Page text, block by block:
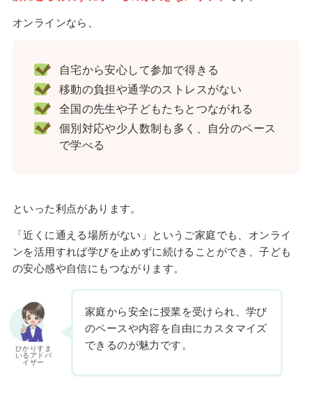
オンラインなら、
自宅から安心して参加で得きる
移動の負担や通学のストレスがない
全国の先生や子どもたちとつながれる
個別対応や少人数制も多く、自分のペース
で学べる
といった利点があります。
「近くに通える場所がない」というご家庭でも、オンライ
ンを活用すれば学びを止めずに続けることができ、子ども
の安心感や自信にもつながります。
ひかりすま
いるアドバ
イザー
家庭から安全に授業を受けられ、学び
のペースや内容を自由にカスタマイズ
できるのが魅力です。